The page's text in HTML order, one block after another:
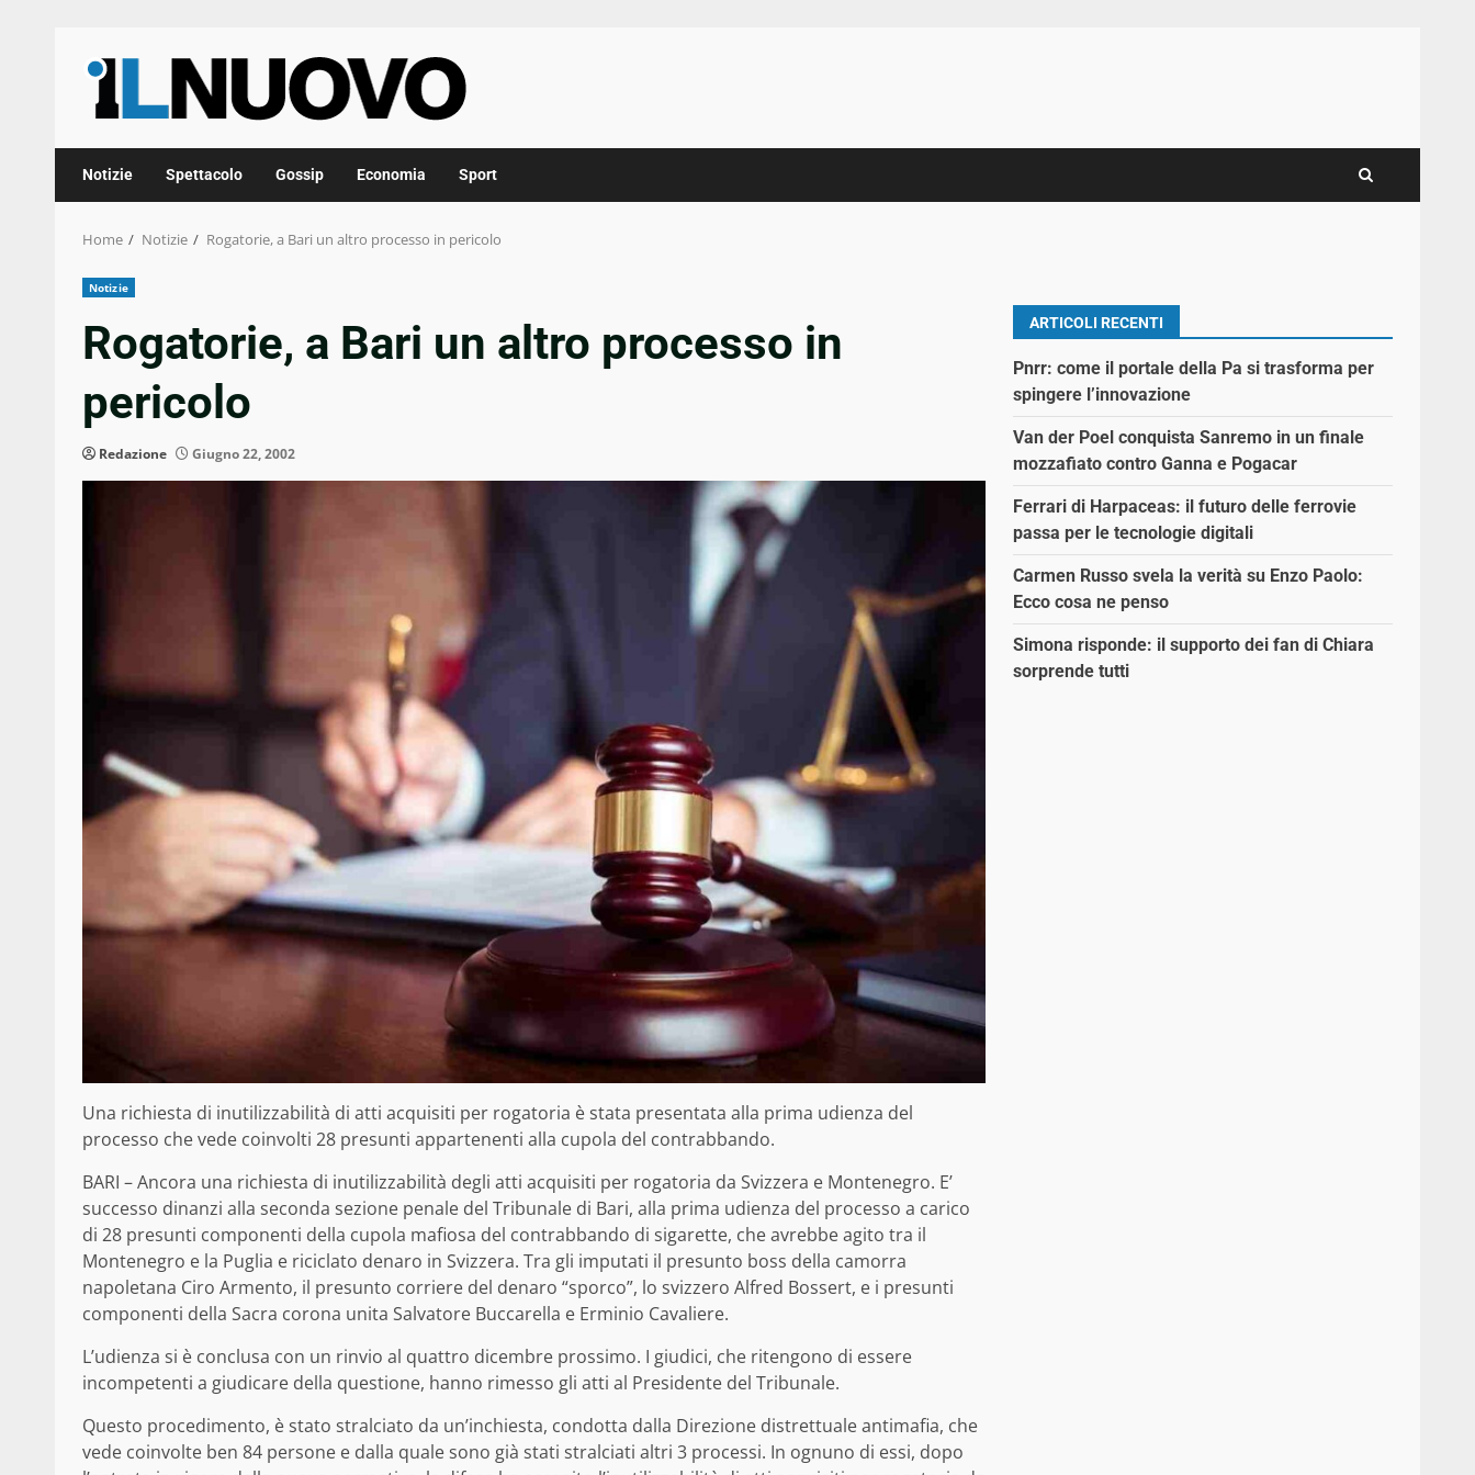
Notizie Spettacolo Gossip Economia Sport
Home Notizie Rogatorie, a Bari un altro processo in pericolo
Notizie
Rogatorie, a Bari un altro processo in
pericolo
Redazione Giugno 22, 2002
Una richiesta di inutilizzabilità di atti acquisiti per rogatoria è stata presentata alla prima udienza del
processo che vede coinvolti 28 presunti appartenenti alla cupola del contrabbando.
BARI – Ancora una richiesta di inutilizzabilità degli atti acquisiti per rogatoria da Svizzera e Montenegro. E’
successo dinanzi alla seconda sezione penale del Tribunale di Bari, alla prima udienza del processo a carico
di 28 presunti componenti della cupola mafiosa del contrabbando di sigarette, che avrebbe agito tra il
Montenegro e la Puglia e riciclato denaro in Svizzera. Tra gli imputati il presunto boss della camorra
napoletana Ciro Armento, il presunto corriere del denaro “sporco”, lo svizzero Alfred Bossert, e i presunti
componenti della Sacra corona unita Salvatore Buccarella e Erminio Cavaliere.
L’udienza si è conclusa con un rinvio al quattro dicembre prossimo. I giudici, che ritengono di essere
incompetenti a giudicare della questione, hanno rimesso gli atti al Presidente del Tribunale.
Questo procedimento, è stato stralciato da un’inchiesta, condotta dalla Direzione distrettuale antimafia, che
vede coinvolte ben 84 persone e dalla quale sono già stati stralciati altri 3 processi. In ognuno di essi, dopo
ARTICOLI RECENTI
Pnrr: come il portale della Pa si trasforma per
spingere l’innovazione
Van der Poel conquista Sanremo in un finale
mozzafiato contro Ganna e Pogacar
Ferrari di Harpaceas: il futuro delle ferrovie
passa per le tecnologie digitali
Carmen Russo svela la verità su Enzo Paolo:
Ecco cosa ne penso
Simona risponde: il supporto dei fan di Chiara
sorprende tutti